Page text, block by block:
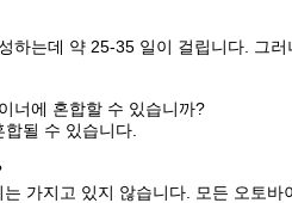
하는데 약 25-35 일이 걸립니다. 그
너에 혼합할 수 있습니까?
될 수 있습니다.
가지고 있지 않습니다. 모든 오토